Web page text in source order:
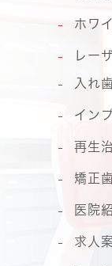
ホワ
レー
入れ歯
イン
再生
矯正
医院
求人